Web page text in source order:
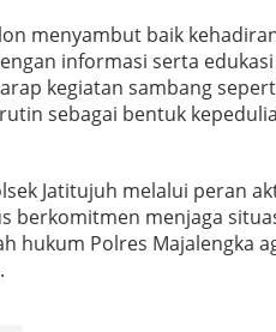
menyambut baik
informasi serta
kegiatan sambang
sebagai bentuk
Jatitujuh melalui peran
berkomitmen menjaga
hukum Polres Majalengka